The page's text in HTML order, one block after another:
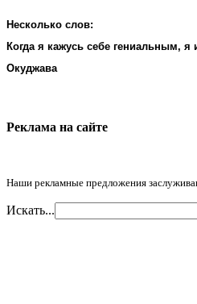
Несколько слов:
Когда я кажусь себе гениальным,
Окуджава
Реклама на cайте
Наши рекламные предложения
Искать...